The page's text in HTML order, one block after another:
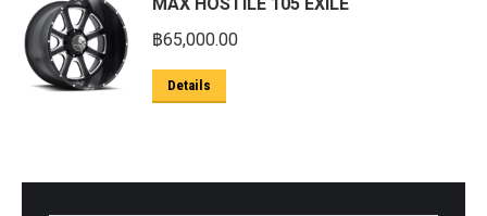
฿65,000.00
Details